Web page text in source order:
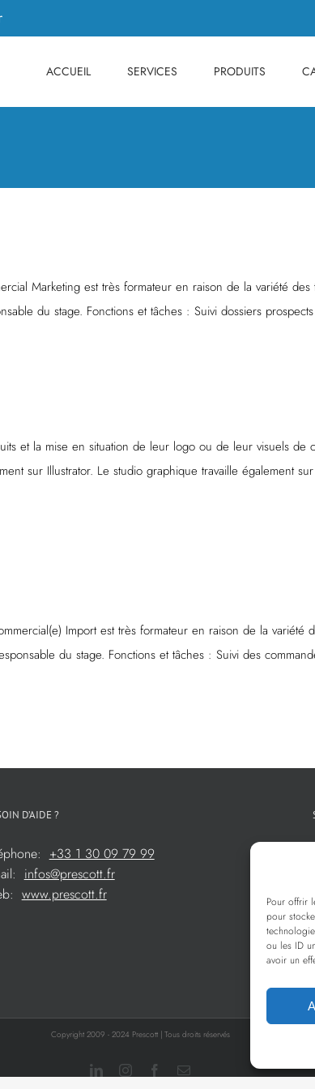
Pour offrir
pour
ou les ID
avoir un
ACCUEIL SERVICES PRODUITS
Marketing est très formateur en raison de la variété
du stage. Fonctions et tâches : Suivi dossiers
et la mise en situation de leur logo ou de leur visuels de
sur Illustrator. Le studio graphique travaille également
Import est très formateur en raison de la
du stage. Fonctions et tâches : Suivi des
D’AIDE ?
+33 1 30 09 79 99
infos@prescott.fr
www.prescott.fr
Copyright 2009 - 2024 Prescott | Tous droits réservés
LinkedInInstagramFacebook
Email